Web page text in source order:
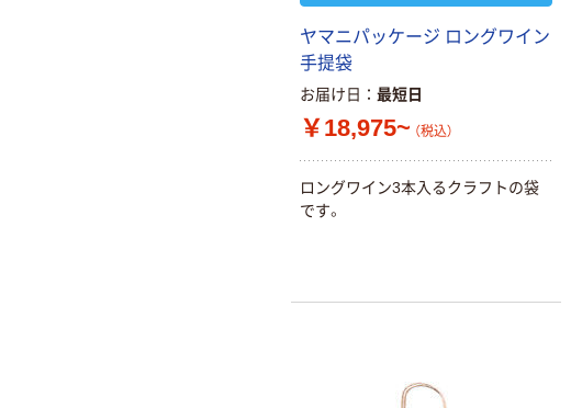
ヤマニパッケージ ロングワイン
手提袋
お届け日 最短日
￥18,975~ （税込）
ロングワイン3本入るクラフトの袋
です。